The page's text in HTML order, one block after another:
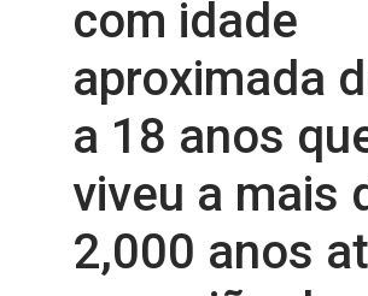
com idade
aproximada
a 18 anos
viveu a mais
2,000 anos